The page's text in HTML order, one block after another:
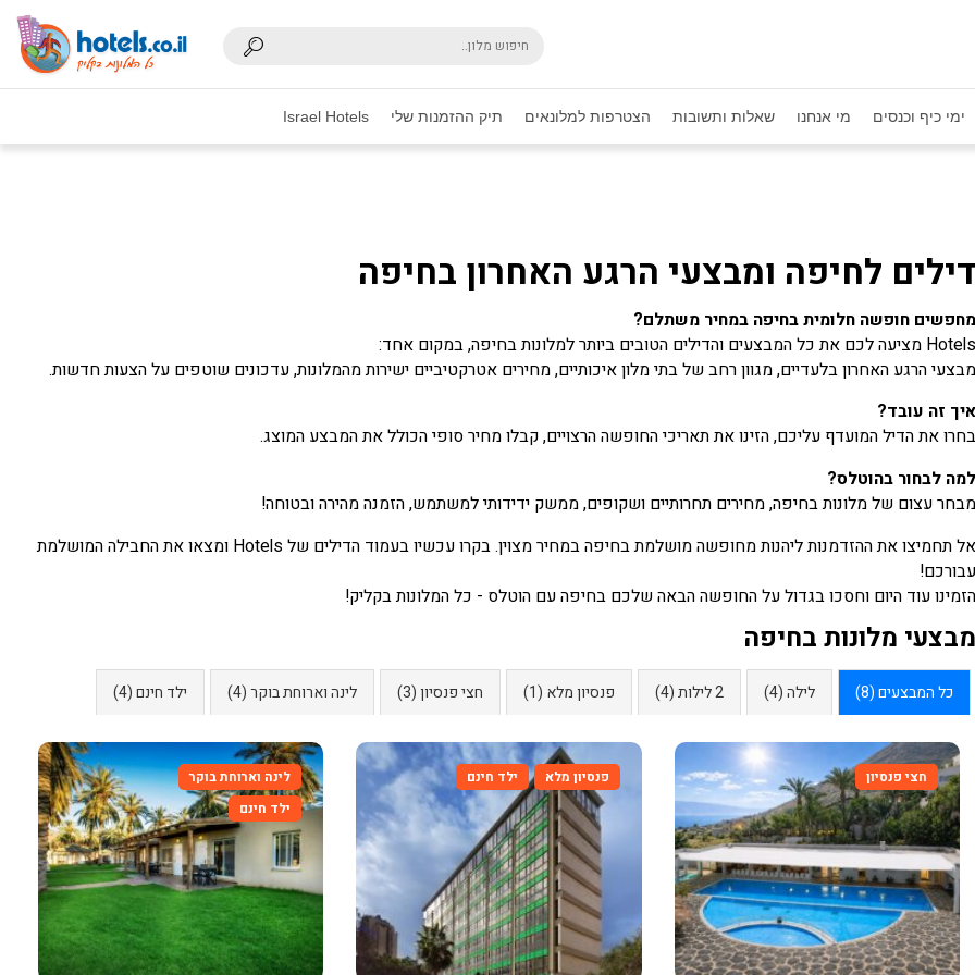
ימי כיף וכנסים מי אנחנו שאלות ותשובות הצטרפות למלונאים תיק ההזמנות שלי Israel Hotels
דילים לחיפה ומבצעי הרגע האחרון בחיפה
מחפשים חופשה חלומית בחיפה במחיר משתלם?
Hotels מציעה לכם את כל המבצעים והדילים הטובים ביותר למלונות בחיפה, במקום אחד:
מבצעי הרגע האחרון בלעדיים, מגוון רחב של בתי מלון איכותיים, מחירים אטרקטיביים ישירות מהמלונות, עדכונים שוטפים על הצעות חדשות.
איך זה עובד?
בחרו את הדיל המועדף עליכם, הזינו את תאריכי החופשה הרצויים, קבלו מחיר סופי הכולל את המבצע המוצג.
למה לבחור בהוטלס?
מבחר עצום של מלונות בחיפה, מחירים תחרותיים ושקופים, ממשק ידידותי למשתמש, הזמנה מהירה ובטוחה!
אל תחמיצו את ההזדמנות ליהנות מחופשה מושלמת בחיפה במחיר מצוין. בקרו עכשיו בעמוד הדילים של Hotels ומצאו את החבילה המושלמת
עבורכם!
הזמינו עוד היום וחסכו בגדול על החופשה הבאה שלכם בחיפה עם הוטלס - כל המלונות בקליק!
מבצעי מלונות בחיפה
כל המבצעים (8) לילה (4) 2 לילות (4) פנסיון מלא (1) חצי פנסיון (3) לינה וארוחת בוקר (4) ילד חינם (4)
חצי פנסיון פנסיון מלא ילד חינם
לינה וארוחת בוקר
ילד חינם